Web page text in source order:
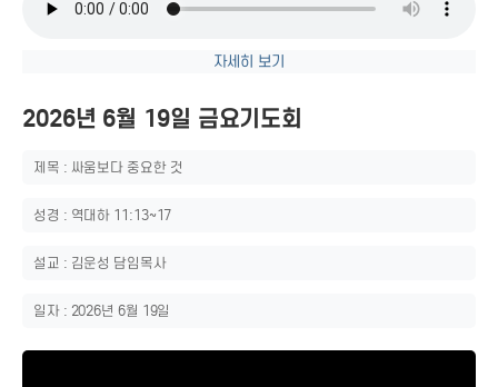
자세히 보기
2026년 6월 19일 금요기도회
제목 : 싸움보다 중요한 것
성경 : 역대하 11:13~17
설교 : 김운성 담임목사
일자 : 2026년 6월 19일